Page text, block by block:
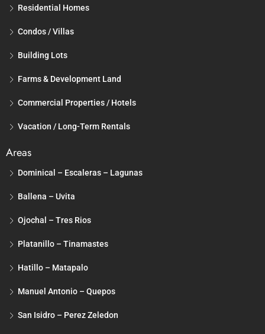
Residential Homes
Condos / Villas
Building Lots
Farms & Development Land
Commercial Properties / Hotels
Vacation / Long-Term Rentals
Areas
Dominical – Escaleras – Lagunas
Ballena – Uvita
Ojochal – Tres Rios
Platanillo – Tinamastes
Hatillo – Matapalo
Manuel Antonio – Quepos
San Isidro – Perez Zeledon